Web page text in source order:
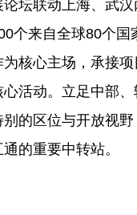
坛联动上海、武
个来自全球80个国
核心主场，承接
活动。立足中部
的区位与开放视
的重要中转站。